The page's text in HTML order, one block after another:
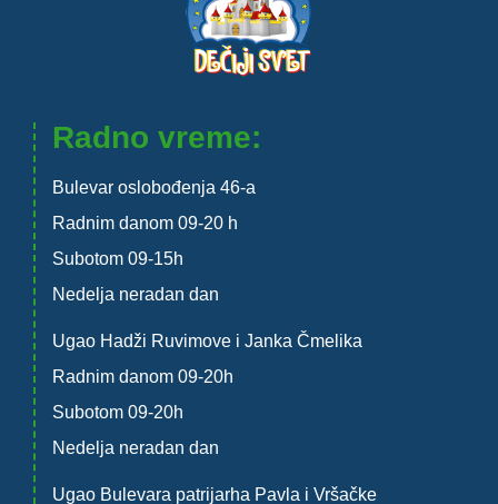
Radno vreme:
Bulevar oslobođenja 46-a
Radnim danom 09-20 h
Subotom 09-15h
Nedelja neradan dan
Ugao Hadži Ruvimove i Janka Čmelika
Radnim danom 09-20h
Subotom 09-20h
Nedelja neradan dan
Ugao Bulevara patrijarha Pavla i Vršačke